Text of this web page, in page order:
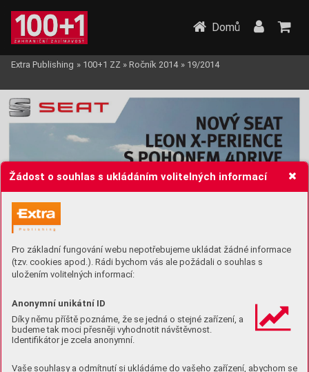
Žádost o souhlas s ukládáním volitelných informací
Pro základní fungování webu nepotřebujeme ukládat žádné informace
(tzv. cookies apod.). Rádi bychom vás ale požádali o souhlas s
uložením volitelných informací:
Anonymní unikátní ID
Díky němu příště poznáme, že se jedná o stejné zařízení, a
budeme tak moci přesněji vyhodnotit návštěvnost.
Identifikátor je zcela anonymní.
Vaše souhlasy a odmítnutí si ukládáme do vašeho zařízení, abychom se
Domů
Extra Publishing » 100+1 ZZ » Ročník 2014 » 19/2014